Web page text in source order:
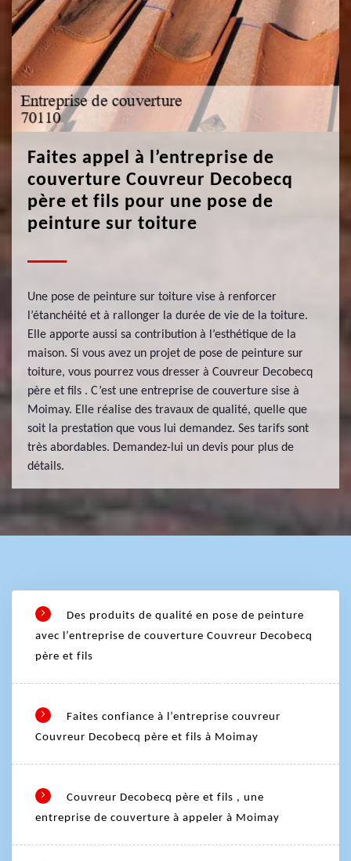
Faites appel à l’entreprise de
couverture Couvreur Decobecq
père et fils pour une pose de
peinture sur toiture
Une pose de peinture sur toiture vise à renforcer
l’étanchéité et à rallonger la durée de vie de la toiture.
Elle apporte aussi sa contribution à l’esthétique de la
maison. Si vous avez un projet de pose de peinture sur
toiture, vous pourrez vous dresser à Couvreur Decobecq
père et fils . C’est une entreprise de couverture sise à
Moimay. Elle réalise des travaux de qualité, quelle que
soit la prestation que vous lui demandez. Ses tarifs sont
très abordables. Demandez-lui un devis pour plus de
détails.
Des produits de qualité en pose de peinture
avec l’entreprise de couverture Couvreur Decobecq
père et fils
Faites confiance à l’entreprise couvreur
Couvreur Decobecq père et fils à Moimay
Couvreur Decobecq père et fils , une
entreprise de couverture à appeler à Moimay